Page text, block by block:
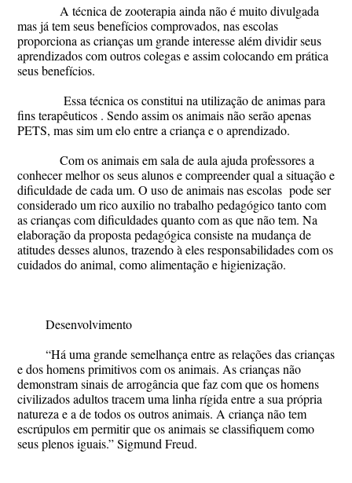
A técnica de zooterapia ainda não é muito divulgada
mas já tem seus benefícios comprovados, nas escolas
proporciona as crianças um grande interesse além dividir seus
aprendizados com outros colegas e assim colocando em prática
seus benefícios.
Essa técnica os constitui na utilização de animas para
fins terapêuticos . Sendo assim os animais não serão apenas
PETS, mas sim um elo entre a criança e o aprendizado.
Com os animais em sala de aula ajuda professores a
conhecer melhor os seus alunos e compreender qual a situação e
dificuldade de cada um. O uso de animais nas escolas pode ser
considerado um rico auxilio no trabalho pedagógico tanto com
as crianças com dificuldades quanto com as que não tem. Na
elaboração da proposta pedagógica consiste na mudança de
atitudes desses alunos, trazendo à eles responsabilidades com os
cuidados do animal, como alimentação e higienização.
Desenvolvimento
“Há uma grande semelhança entre as relações das crianças
e dos homens primitivos com os animais. As crianças não
demonstram sinais de arrogância que faz com que os homens
civilizados adultos tracem uma linha rígida entre a sua própria
natureza e a de todos os outros animais. A criança não tem
escrúpulos em permitir que os animais se classifiquem como
seus plenos iguais.” Sigmund Freud.